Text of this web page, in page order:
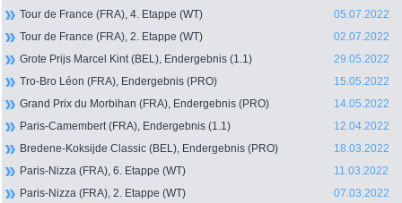
Tour de France (FRA), 4. Etappe (WT)
05.07.2022
Tour de France (FRA), 2. Etappe (WT)
02.07.2022
Grote Prijs Marcel Kint (BEL), Endergebnis (1.1)
29.05.2022
Tro-Bro Léon (FRA), Endergebnis (PRO)
15.05.2022
Grand Prix du Morbihan (FRA), Endergebnis (PRO)
14.05.2022
Paris-Camembert (FRA), Endergebnis (1.1)
12.04.2022
Bredene-Koksijde Classic (BEL), Endergebnis (PRO)
18.03.2022
Paris-Nizza (FRA), 6. Etappe (WT)
11.03.2022
Paris-Nizza (FRA), 2. Etappe (WT)
07.03.2022